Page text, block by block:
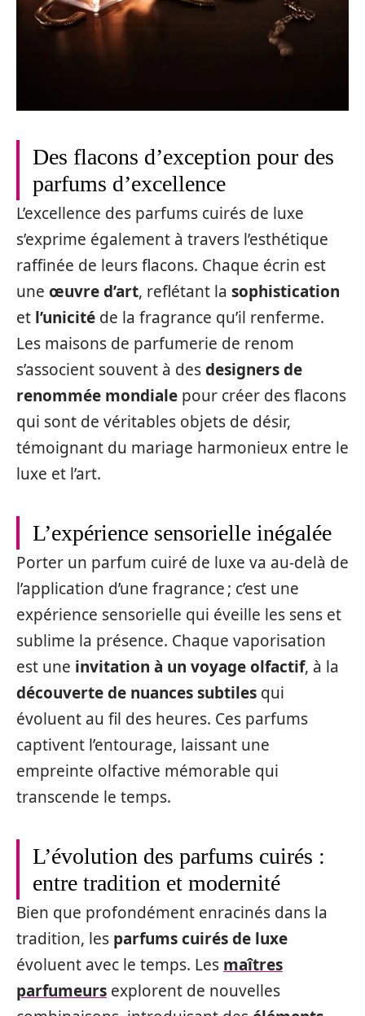
Des flacons d’exception pour des
parfums d’excellence
L’excellence des parfums cuirés de luxe
s’exprime également à travers l’esthétique
raffinée de leurs flacons. Chaque écrin est
une œuvre d’art, reflétant la sophistication
et l’unicité de la fragrance qu’il renferme.
Les maisons de parfumerie de renom
s’associent souvent à desdesigners de
renommée mondiale pour créer des flacons
qui sont de véritables objets de désir,
témoignant du mariage harmonieux entre le
luxe et l’art.
L’expérience sensorielle inégalée
Porter un parfum cuiré de luxe va au-delà de
l’application d’une fragrance ; c’est une
expérience sensorielle qui éveille les sens et
sublime la présence. Chaque vaporisation
est une invitation à un voyage olfactif, à la
découverte de nuances subtiles qui
évoluent au fil des heures. Ces parfums
captivent l’entourage, laissant une
empreinte olfactive mémorable qui
transcende le temps.
L’évolution des parfums cuirés :
entre tradition et modernité
Bien que profondément enracinés dans la
tradition, les parfums cuirés de luxe
évoluent avec le temps. Les maîtres
parfumeurs explorent de nouvelles